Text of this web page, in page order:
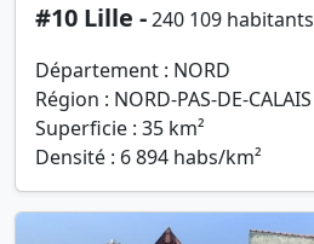
#10 Lille -240 109 habitants
Département : NORD
Région : NORD-PAS-DE-CALAIS
Superficie : 35 km²
Densité : 6 894 habs/km²